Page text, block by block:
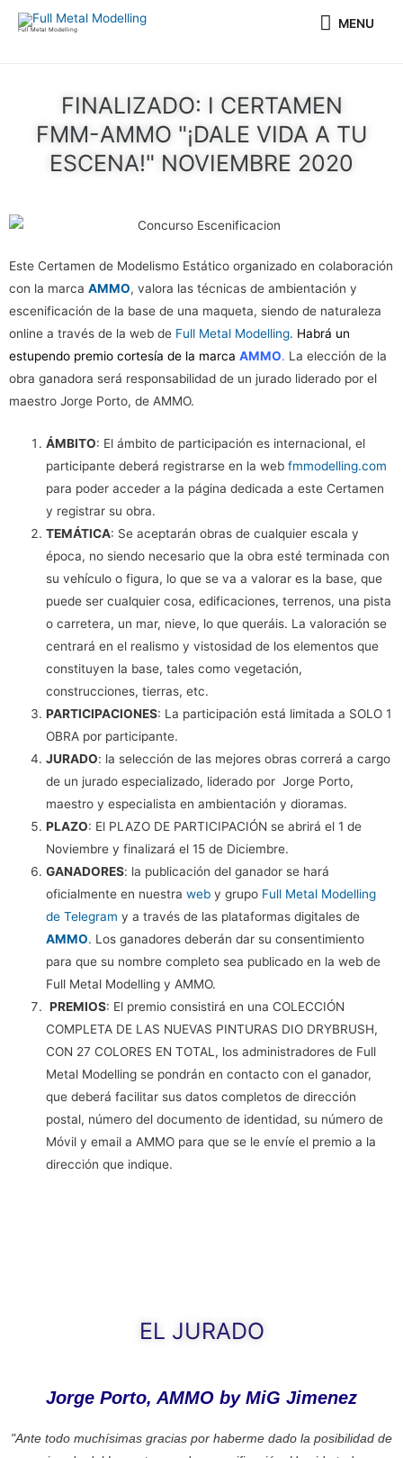
Full Metal Modelling MENU
MENU
FINALIZADO: I CERTAMEN
FMM-AMMO "¡DALE VIDA A TU
ESCENA!" NOVIEMBRE 2020
Este Certamen de Modelismo Estático organizado en colaboración
con la marca AMMO, valora las técnicas de ambientación y
escenificación de la base de una maqueta, siendo de naturaleza
online a través de la web de Full Metal Modelling. Habrá un
estupendo premio cortesía de la marca AMMO. La elección de la
obra ganadora será responsabilidad de un jurado liderado por el
maestro Jorge Porto, de AMMO.
ÁMBITO: El ámbito de participación es internacional, el
participante deberá registrarse en la webfmmodelling.com
para poder acceder a la página dedicada a este Certamen
y registrar su obra.
TEMÁTICA: Se aceptarán obras de cualquier escala y
época, no siendo necesario que la obra esté terminada con
su vehículo o figura, lo que se va a valorar es la base, que
puede ser cualquier cosa, edificaciones, terrenos, una pista
o carretera, un mar, nieve, lo que queráis. La valoración se
centrará en el realismo y vistosidad de los elementos que
constituyen la base, tales como vegetación,
construcciones, tierras, etc.
PARTICIPACIONES: La participación está limitada a SOLO 1
OBRA por participante.
JURADO: la selección de las mejores obras correrá a cargo
de un jurado especializado, liderado por Jorge Porto,
maestro y especialista en ambientación y dioramas.
PLAZO: El PLAZO DE PARTICIPACIÓN se abrirá el 1 de
Noviembre y finalizará el 15 de Diciembre.
GANADORES: la publicación del ganador se hará
oficialmente en nuestraweb y grupo Full Metal Modelling
de Telegram y a través de las plataformas digitales de
AMMO. Los ganadores deberán dar su consentimiento
para que su nombre completo sea publicado en la web de
Full Metal Modelling y AMMO.
PREMIOS: El premio consistirá en una COLECCIÓN
COMPLETA DE LAS NUEVAS PINTURAS DIO DRYBRUSH,
CON 27 COLORES EN TOTAL, los administradores de Full
Metal Modelling se pondrán en contacto con el ganador,
que deberá facilitar sus datos completos de dirección
postal, número del documento de identidad, su número de
Móvil y email a AMMO para que se le envíe el premio a la
dirección que indique.
EL JURADO
Jorge Porto, AMMO by MiG Jimenez
"Ante todo muchísimas gracias por haberme dado la posibilidad de